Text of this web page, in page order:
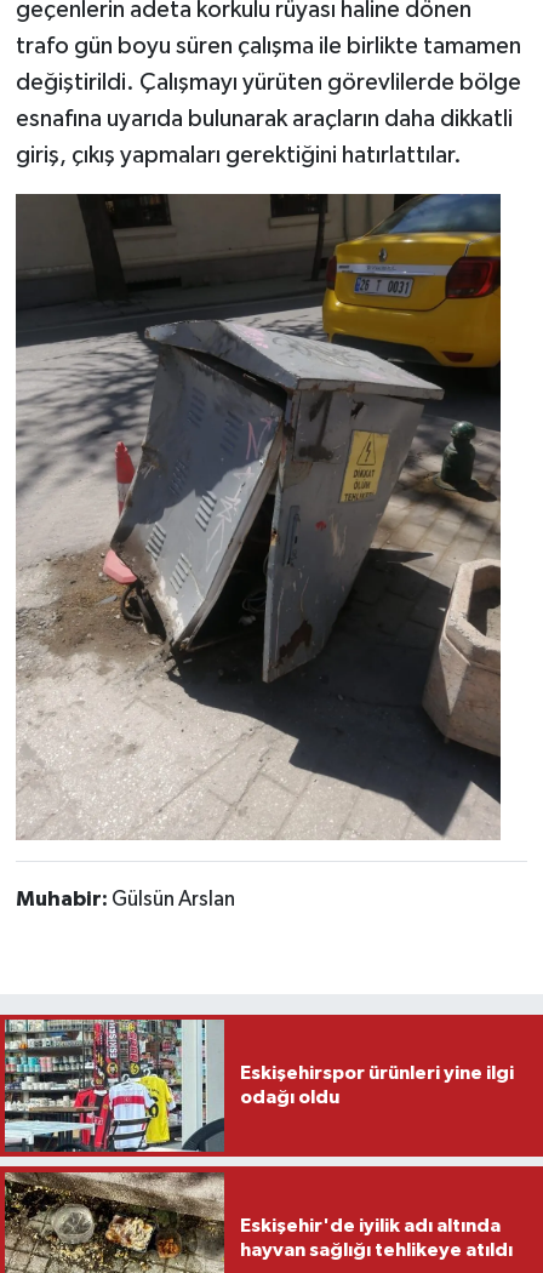
geçenlerin adeta korkulu rüyası haline dönen
trafo gün boyu süren çalışma ile birlikte tamamen
değiştirildi. Çalışmayı yürüten görevlilerde bölge
esnafına uyarıda bulunarak araçların daha dikkatli
giriş, çıkış yapmaları gerektiğini hatırlattılar.
Muhabir: Gülsün Arslan
Eskişehirspor ürünleri yine ilgi
odağı oldu
Eskişehir'de iyilik adı altında
hayvan sağlığı tehlikeye atıldı